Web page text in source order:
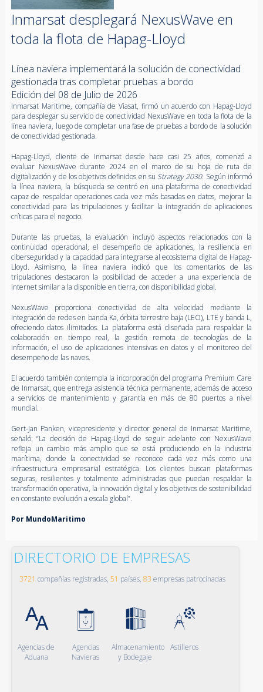
Inmarsat desplegará NexusWave en
toda la flota de Hapag-Lloyd
Línea naviera implementará la solución de conectividad
gestionada tras completar pruebas a bordo
Edición del 08 de Julio de 2026
Inmarsat Maritime, compañía de Viasat, firmó un acuerdo con Hapag-Lloyd
para desplegar su servicio de conectividad NexusWave en toda la flota de la
línea naviera, luego de completar una fase de pruebas a bordo de la solución
de conectividad gestionada.
Hapag-Lloyd, cliente de Inmarsat desde hace casi 25 años, comenzó a
evaluar NexusWave durante 2024 en el marco de su hoja de ruta de
digitalización y de los objetivos definidos en suStrategy 2030. Según informó
la línea naviera, la búsqueda se centró en una plataforma de conectividad
capaz de respaldar operaciones cada vez más basadas en datos, mejorar la
conectividad para las tripulaciones y facilitar la integración de aplicaciones
críticas para el negocio.
Durante las pruebas, la evaluación incluyó aspectos relacionados con la
continuidad operacional, el desempeño de aplicaciones, la resiliencia en
ciberseguridad y la capacidad para integrarse al ecosistema digital de Hapag-
Lloyd. Asimismo, la línea naviera indicó que los comentarios de las
tripulaciones destacaron la posibilidad de acceder a una experiencia de
internet similar a la disponible en tierra, con disponibilidad global.
NexusWave proporciona conectividad de alta velocidad mediante la
integración de redes en banda Ka, órbita terrestre baja (LEO), LTE y banda L,
ofreciendo datos ilimitados. La plataforma está diseñada para respaldar la
colaboración en tiempo real, la gestión remota de tecnologías de la
información, el uso de aplicaciones intensivas en datos y el monitoreo del
desempeño de las naves.
El acuerdo también contempla la incorporación del programa Premium Care
de Inmarsat, que entrega asistencia técnica permanente, además de acceso
a servicios de mantenimiento y garantía en más de 80 puertos a nivel
mundial.
Gert-Jan Panken, vicepresidente y director general de Inmarsat Maritime,
señaló: “La decisión de Hapag-Lloyd de seguir adelante con NexusWave
refleja un cambio más amplio que se está produciendo en la industria
marítima, donde la conectividad se reconoce cada vez más como una
infraestructura empresarial estratégica. Los clientes buscan plataformas
seguras, resilientes y totalmente administradas que puedan respaldar la
transformación operativa, la innovación digital y los objetivos de sostenibilidad
en constante evolución a escala global”.
Por MundoMaritimo
DIRECTORIO DE EMPRESAS
3721 compañías registradas, 51 países, 83 empresas patrocinadas
Agencias de
Aduana
Agencias
Navieras
Almacenamiento
y Bodegaje
Astilleros